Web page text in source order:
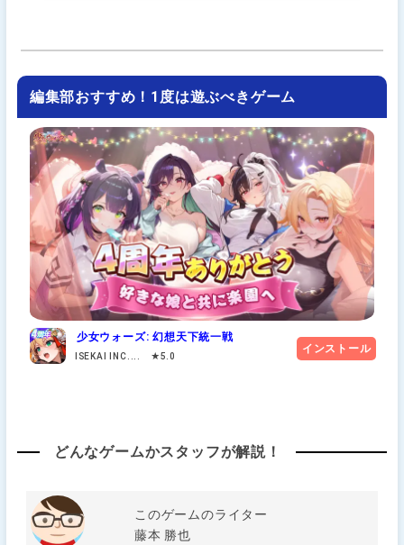
編集部おすすめ！1度は遊ぶべきゲーム
少女ウォーズ: 幻想天下統一戦
ISEKAI INC.... ★5.0
インストール
どんなゲームかスタッフが解説！
このゲームのライター
藤本 勝也